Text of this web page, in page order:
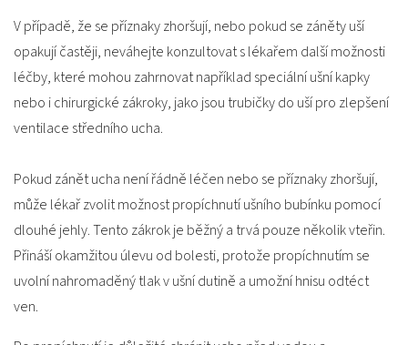
V případě, že se příznaky zhoršují, nebo pokud se záněty uší
opakují častěji, neváhejte konzultovat s lékařem další možnosti
léčby, které mohou zahrnovat například speciální ušní kapky
nebo i chirurgické zákroky, jako jsou trubičky do uší pro zlepšení
ventilace středního ucha.
Pokud zánět ucha není řádně léčen nebo se příznaky zhoršují,
může lékař zvolit možnost propíchnutí ušního bubínku pomocí
dlouhé jehly. Tento zákrok je běžný a trvá pouze několik vteřin.
Přináší okamžitou úlevu od bolesti, protože propíchnutím se
uvolní nahromaděný tlak v ušní dutině a umožní hnisu odtéct
ven.